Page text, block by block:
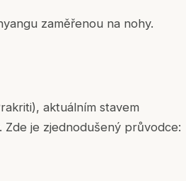
zaměřenou na nohy.
aktuálním stavem
je zjednodušený průvodce: